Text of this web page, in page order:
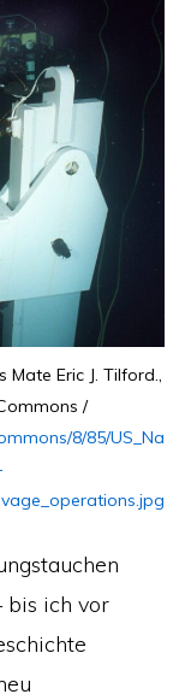
Mate Eric J. Tilford.,
/
8/85/US_Na
bis ich vor